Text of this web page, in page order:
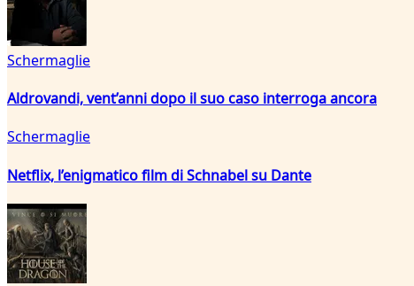
Schermaglie
Aldrovandi, vent’anni dopo il suo caso interroga ancora
Schermaglie
Netflix, l’enigmatico film di Schnabel su Dante